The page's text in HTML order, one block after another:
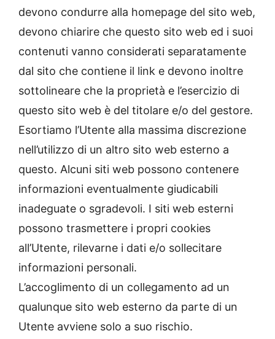
devono condurre alla homepage del sito web,
devono chiarire che questo sito web ed i suoi
contenuti vanno considerati separatamente
dal sito che contiene il link e devono inoltre
sottolineare che la proprietà e l’esercizio di
questo sito web è del titolare e/o del gestore.
Esortiamo l’Utente alla massima discrezione
nell’utilizzo di un altro sito web esterno a
questo. Alcuni siti web possono contenere
informazioni eventualmente giudicabili
inadeguate o sgradevoli. I siti web esterni
possono trasmettere i propri cookies
all’Utente, rilevarne i dati e/o sollecitare
informazioni personali.
L’accoglimento di un collegamento ad un
qualunque sito web esterno da parte di un
Utente avviene solo a suo rischio.